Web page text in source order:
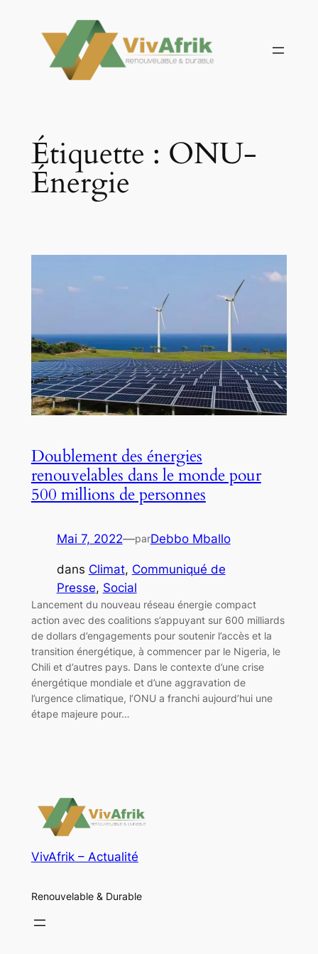
contenu
Étiquette : ONU-
Énergie
Doublement des énergies
renouvelables dans le monde pour
500 millions de personnes
Mai 7, 2022—parDebbo Mballo
dans Climat, Communiqué de
Presse, Social
Lancement du nouveau réseau énergie compact
action avec des coalitions s’appuyant sur 600 milliards
de dollars d’engagements pour soutenir l’accès et la
transition énergétique, à commencer par le Nigeria, le
Chili et d’autres pays. Dans le contexte d’une crise
énergétique mondiale et d’une aggravation de
l’urgence climatique, l’ONU a franchi aujourd’hui une
étape majeure pour…
VivAfrik – Actualité
Renouvelable & Durable